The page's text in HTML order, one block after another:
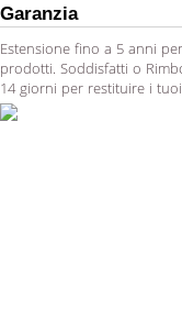
Garanzia
Estensione fino a 5 anni
prodotti. Soddisfatti o
14 giorni per restituire i